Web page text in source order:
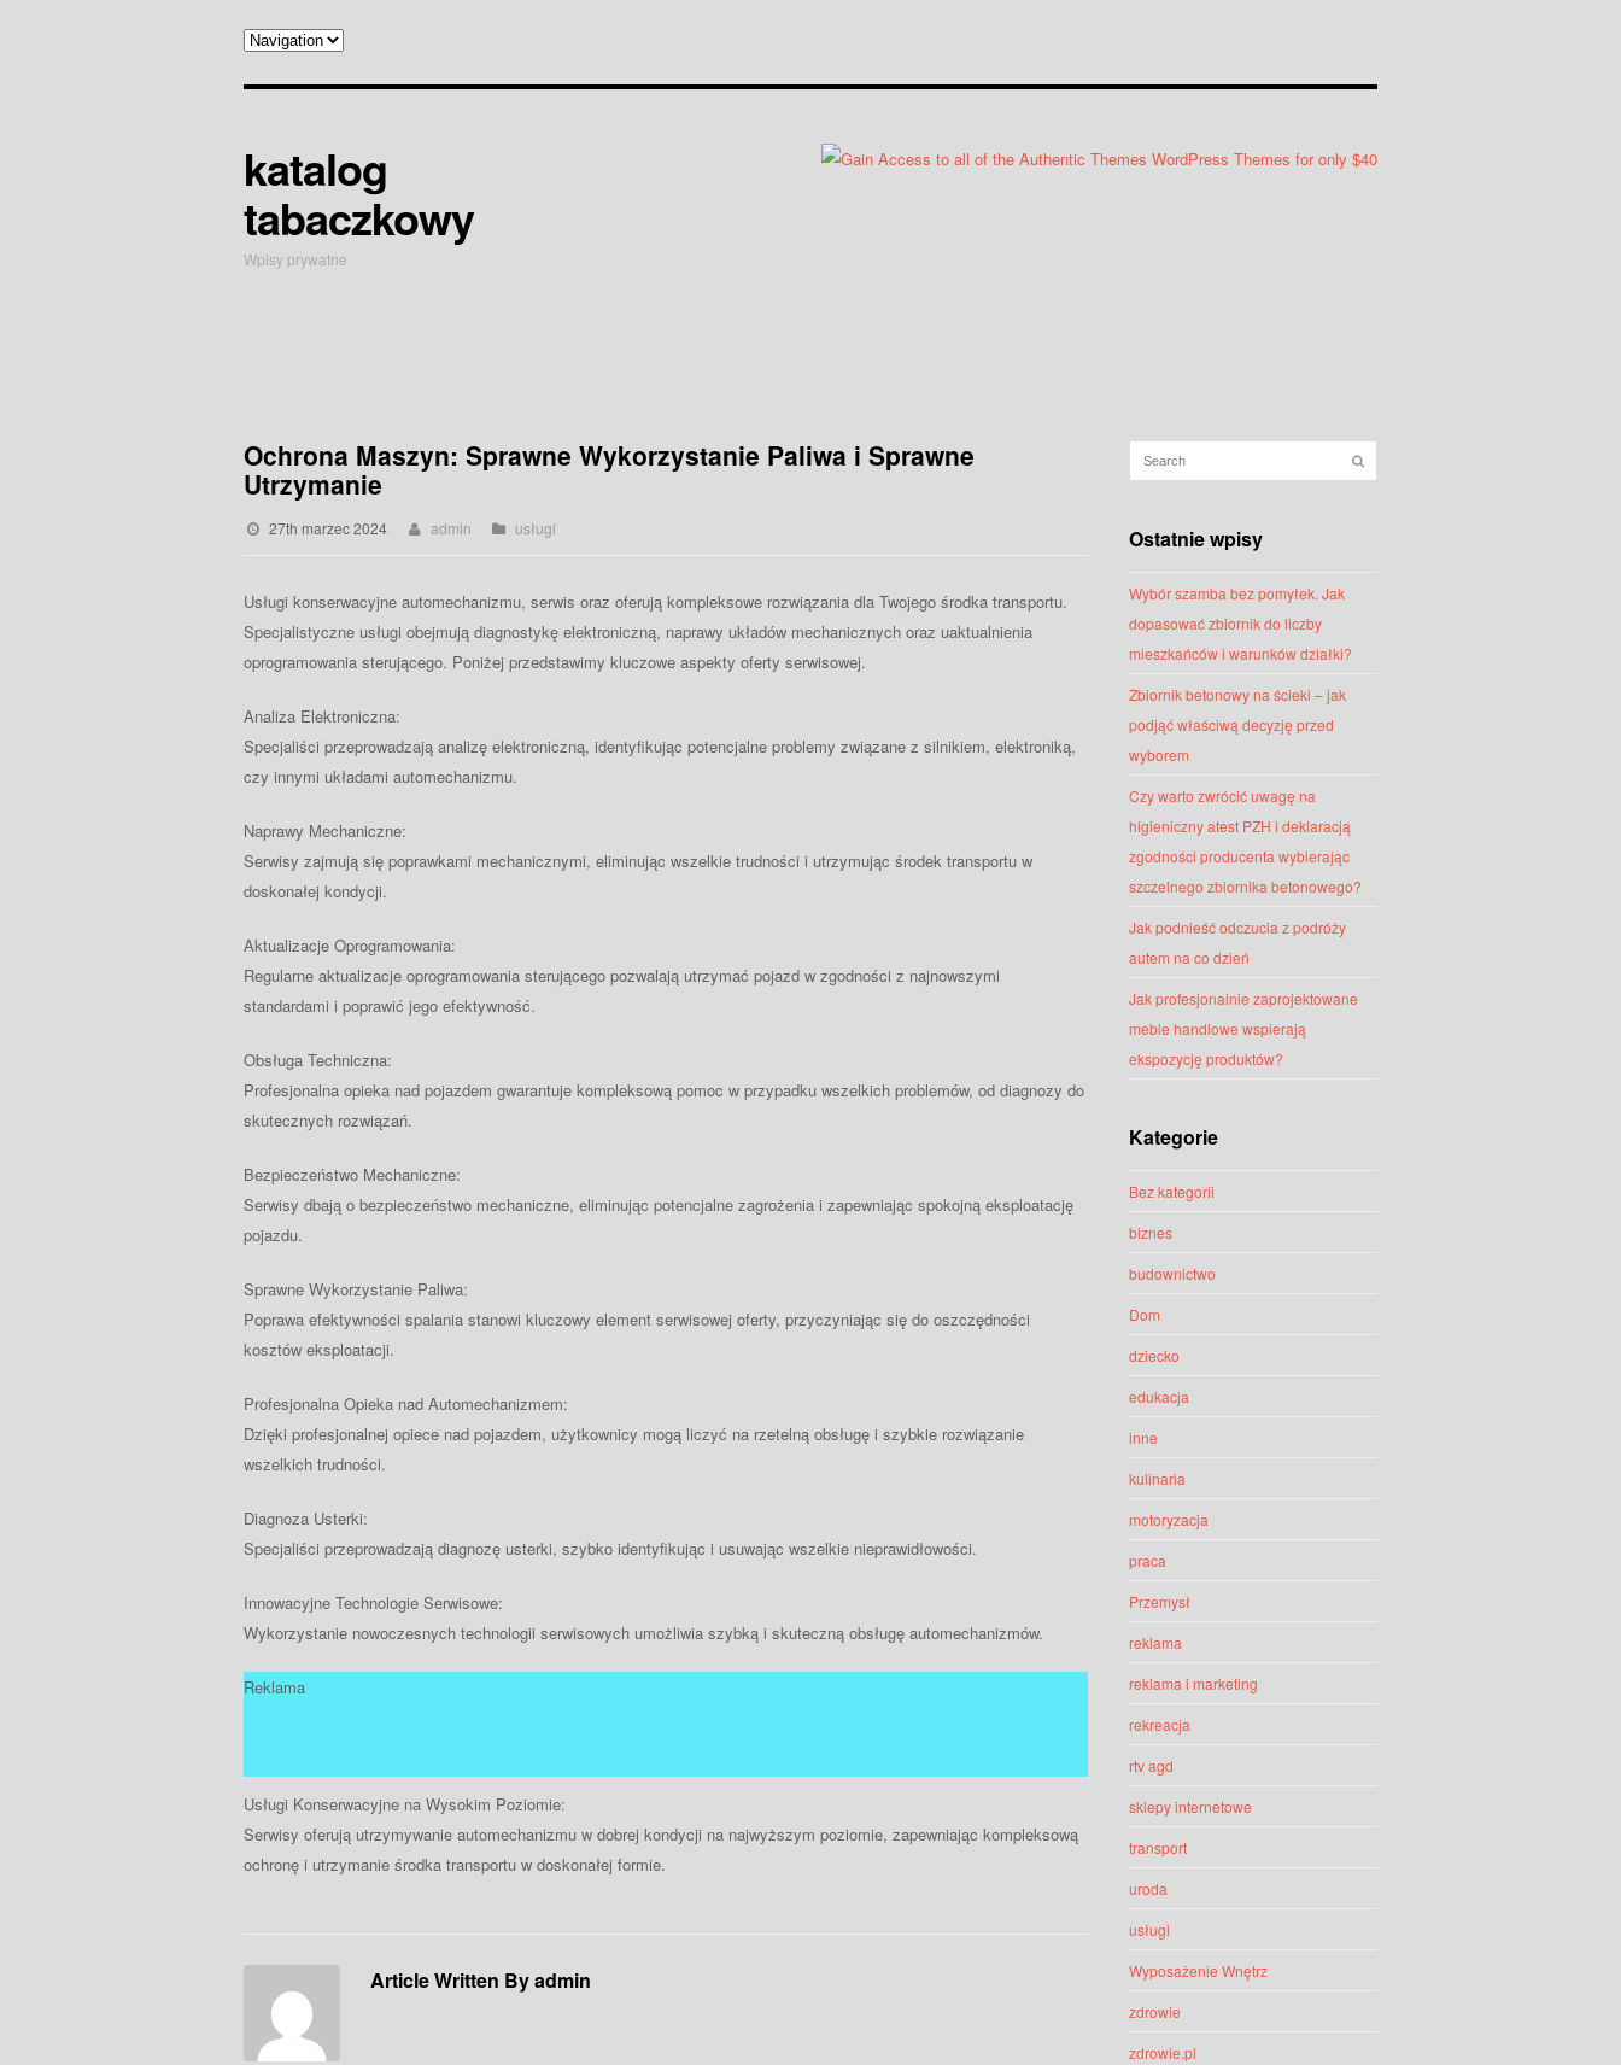
katalog
tabaczkowy
Wpisy prywatne
Ochrona Maszyn: Sprawne Wykorzystanie Paliwa i Sprawne
Utrzymanie
27th marzec 2024 admin usługi
Usługi konserwacyjne automechanizmu, serwis oraz oferują kompleksowe rozwiązania dla Twojego środka transportu.
Specjalistyczne usługi obejmują diagnostykę elektroniczną, naprawy układów mechanicznych oraz uaktualnienia
oprogramowania sterującego. Poniżej przedstawimy kluczowe aspekty oferty serwisowej.
Analiza Elektroniczna:
Specjaliści przeprowadzają analizę elektroniczną, identyfikując potencjalne problemy związane z silnikiem, elektroniką,
czy innymi układami automechanizmu.
Naprawy Mechaniczne:
Serwisy zajmują się poprawkami mechanicznymi, eliminując wszelkie trudności i utrzymując środek transportu w
doskonałej kondycji.
Aktualizacje Oprogramowania:
Regularne aktualizacje oprogramowania sterującego pozwalają utrzymać pojazd w zgodności z najnowszymi
standardami i poprawić jego efektywność.
Obsługa Techniczna:
Profesjonalna opieka nad pojazdem gwarantuje kompleksową pomoc w przypadku wszelkich problemów, od diagnozy do
skutecznych rozwiązań.
Bezpieczeństwo Mechaniczne:
Serwisy dbają o bezpieczeństwo mechaniczne, eliminując potencjalne zagrożenia i zapewniając spokojną eksploatację
pojazdu.
Sprawne Wykorzystanie Paliwa:
Poprawa efektywności spalania stanowi kluczowy element serwisowej oferty, przyczyniając się do oszczędności
kosztów eksploatacji.
Profesjonalna Opieka nad Automechanizmem:
Dzięki profesjonalnej opiece nad pojazdem, użytkownicy mogą liczyć na rzetelną obsługę i szybkie rozwiązanie
wszelkich trudności.
Diagnoza Usterki:
Specjaliści przeprowadzają diagnozę usterki, szybko identyfikując i usuwając wszelkie nieprawidłowości.
Innowacyjne Technologie Serwisowe:
Wykorzystanie nowoczesnych technologii serwisowych umożliwia szybką i skuteczną obsługę automechanizmów.
Reklama
Usługi Konserwacyjne na Wysokim Poziomie:
Serwisy oferują utrzymywanie automechanizmu w dobrej kondycji na najwyższym poziomie, zapewniając kompleksową
ochronę i utrzymanie środka transportu w doskonałej formie.
Article Written By admin
Ostatnie wpisy
Wybór szamba bez pomyłek. Jak
dopasować zbiornik do liczby
mieszkańców i warunków działki?
Zbiornik betonowy na ścieki – jak
podjąć właściwą decyzję przed
wyborem
Czy warto zwrócić uwagę na
higieniczny atest PZH i deklaracją
zgodności producenta wybierając
szczelnego zbiornika betonowego?
Jak podnieść odczucia z podróży
autem na co dzień
Jak profesjonalnie zaprojektowane
meble handlowe wspierają
ekspozycję produktów?
Kategorie
Bez kategorii
biznes
budownictwo
Dom
dziecko
edukacja
inne
kulinaria
motoryzacja
praca
Przemysł
reklama
reklama i marketing
rekreacja
rtv agd
sklepy internetowe
transport
uroda
usługi
Wyposażenie Wnętrz
zdrowie
zdrowie.pl